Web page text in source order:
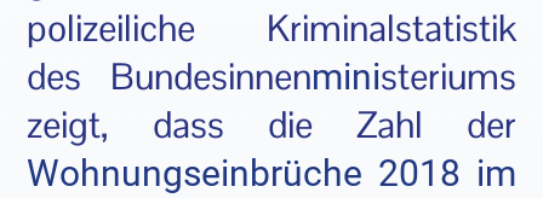
polizeiliche Kriminalstatistik
des Bundesinnenministeriums
zeigt, dass die Zahl der
Wohnungseinbrüche 2018 im